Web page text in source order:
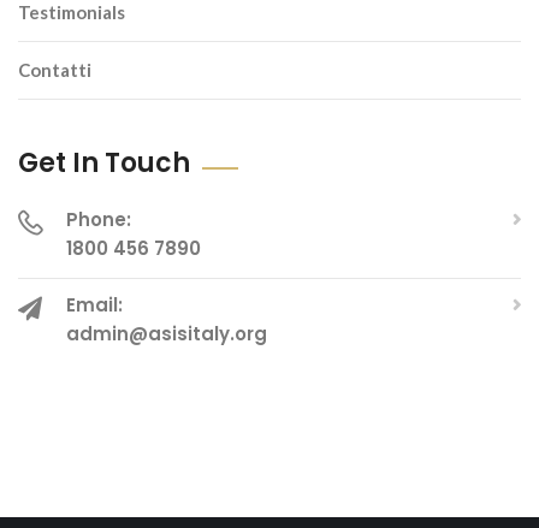
Testimonials
Contatti
Get In Touch
Phone:
1800 456 7890
Email:
admin@asisitaly.org